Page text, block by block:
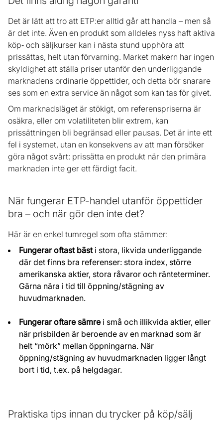
Det är lätt att tro att ETP:er alltid går att handla – men så
är det inte. Även en produkt som alldeles nyss haft aktiva
köp‑ och säljkurser kan i nästa stund upphöra att
prissättas, helt utan förvarning. Market makern har ingen
skyldighet att ställa priser utanför den underliggande
marknadens ordinarie öppettider, och detta bör snarare
ses som en extra service än något som kan tas för givet.
Om marknadsläget är stökigt, om referenspriserna är
osäkra, eller om volatiliteten blir extrem, kan
prissättningen bli begränsad eller pausas. Det är inte ett
fel i systemet, utan en konsekvens av att man försöker
göra något svårt: prissätta en produkt när den primära
marknaden inte ger ett färdigt facit.
När fungerar ETP-handel utanför öppettider
bra – och när gör den inte det?
Här är en enkel tumregel som ofta stämmer:
Fungerar oftast bästi stora, likvida underliggande
där det finns bra referenser: stora index, större
amerikanska aktier, stora råvaror och ränteterminer.
Gärna nära i tid till öppning/stägning av
huvudmarknaden.
Fungerar oftare sämrei små och illikvida aktier, eller
när prisbilden är beroende av en marknad som är
helt “mörk” mellan öppningarna. När
öppning/stägning av huvudmarknaden ligger långt
bort i tid, t.ex. på helgdagar.
Praktiska tips innan du trycker på köp/sälj